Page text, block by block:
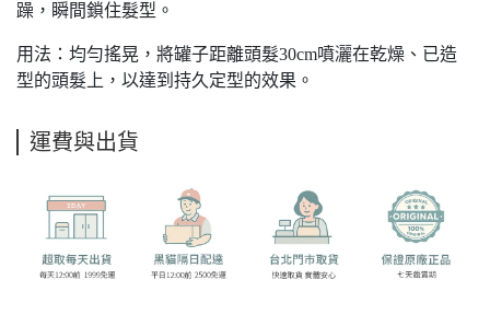
躁，瞬間鎖住髮型。
用法：均勻搖晃，將罐子距離頭髮30cm噴灑在乾燥、已造
型的頭髮上，以達到持久定型的效果。
運費與出貨